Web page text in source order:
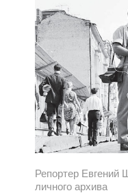
Репортер Евгений
личного архива